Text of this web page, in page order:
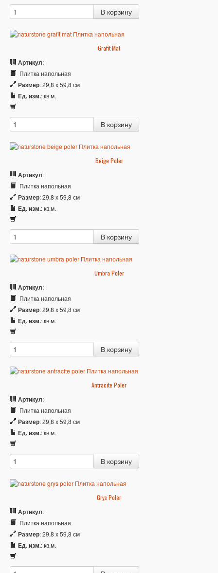
Grafit Mat
Артикул:
Плитка напольная
Размер: 29,8 x 59,8 см
Ед. изм.: кв.м.
Beige Poler
Артикул:
Плитка напольная
Размер: 29,8 x 59,8 см
Ед. изм.: кв.м.
Umbra Poler
Артикул:
Плитка напольная
Размер: 29,8 x 59,8 см
Ед. изм.: кв.м.
Antracite Poler
Артикул:
Плитка напольная
Размер: 29,8 x 59,8 см
Ед. изм.: кв.м.
Grys Poler
Артикул:
Плитка напольная
Размер: 29,8 x 59,8 см
Ед. изм.: кв.м.